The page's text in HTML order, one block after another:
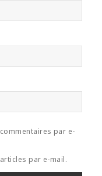
par e-
par e-mail.